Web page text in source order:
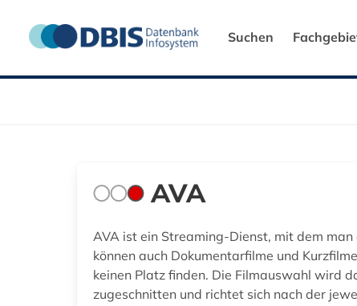
Suchen
AVA
AVA ist ein Streaming-Dienst, mit dem
können auch Dokumentarfilme und
keinen Platz finden. Die Filmauswahl wird
zugeschnitten und richtet sich nach der